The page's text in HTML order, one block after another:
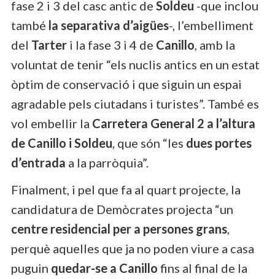
fase 2 i 3 del casc antic de Soldeu -que inclou
també la separativa d’aigües-, l’embelliment
del Tarter i la fase 3 i 4 de Canillo, amb la
voluntat de tenir “els nuclis antics en un estat
òptim de conservació i que siguin un espai
agradable pels ciutadans i turistes”. També es
vol embellir la Carretera General 2 a l’altura
de Canillo i Soldeu, que són “les dues portes
d’entrada a la parròquia”.
Finalment, i pel que fa al quart projecte, la
candidatura de Demòcrates projecta “un
centre residencial per a persones grans,
perquè aquelles que ja no poden viure a casa
puguin quedar-se a Canillo fins al final de la